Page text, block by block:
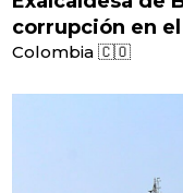
corrupción en
Colombia 🇨🇴